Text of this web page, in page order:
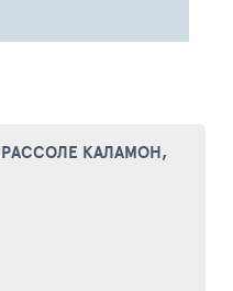
РАССОЛЕ КАЛАМОН,